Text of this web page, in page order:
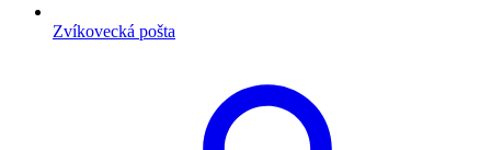
Zvíkovecká pošta